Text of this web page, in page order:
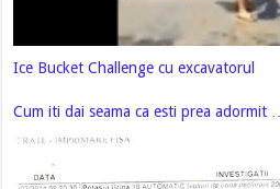
Ice Bucket Challenge cu excavatorul
Cum iti dai seama ca esti prea adormit …